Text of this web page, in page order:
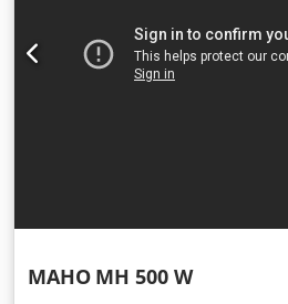
MAHO MH 500 W